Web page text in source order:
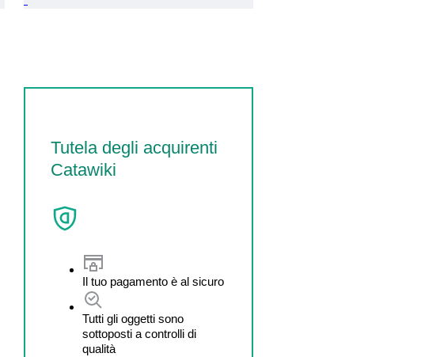
Tutela degli acquirenti
Catawiki
Il tuo pagamento è al sicuro
Tutti gli oggetti sono
sottoposti a controlli di
qualità